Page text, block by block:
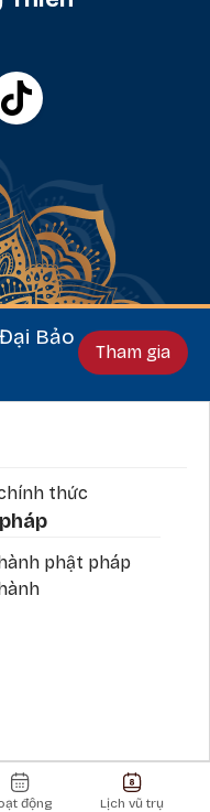
Bảo
Tham gia
thức
phật pháp
động Lịch vũ trụ